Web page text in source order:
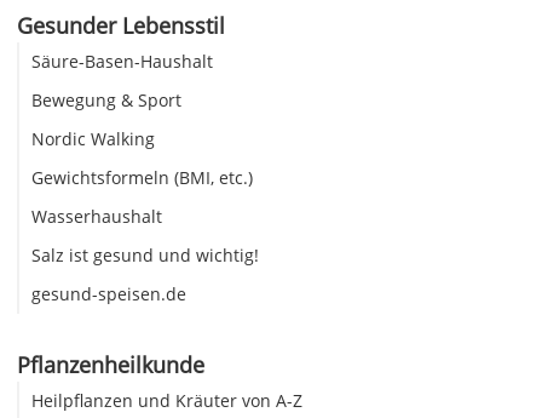
Gesunder Lebensstil
Säure-Basen-Haushalt
Bewegung & Sport
Nordic Walking
Gewichtsformeln (BMI, etc.)
Wasserhaushalt
Salz ist gesund und wichtig!
gesund-speisen.de
Pflanzenheilkunde
Heilpflanzen und Kräuter von A-Z